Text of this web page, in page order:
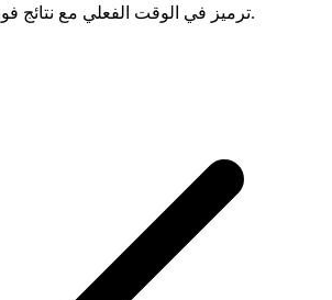
ترميز في الوقت الفعلي مع نتائج فورية واكتشاف الأخطاء.